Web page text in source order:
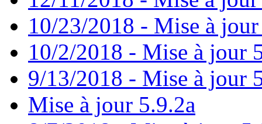
10/23/2018 - Mise à
10/2/2018 - Mise à jour
9/13/2018 - Mise à jour
Mise à jour 5.9.2a